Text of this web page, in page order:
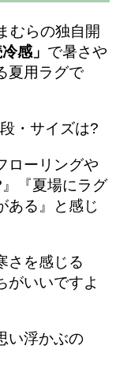
むらの独自開
感」 で暑さや
夏用ラグで
ローリングや
『夏場にラグ
ある』と感じ
さを感じる
がいいですよ
い浮かぶの